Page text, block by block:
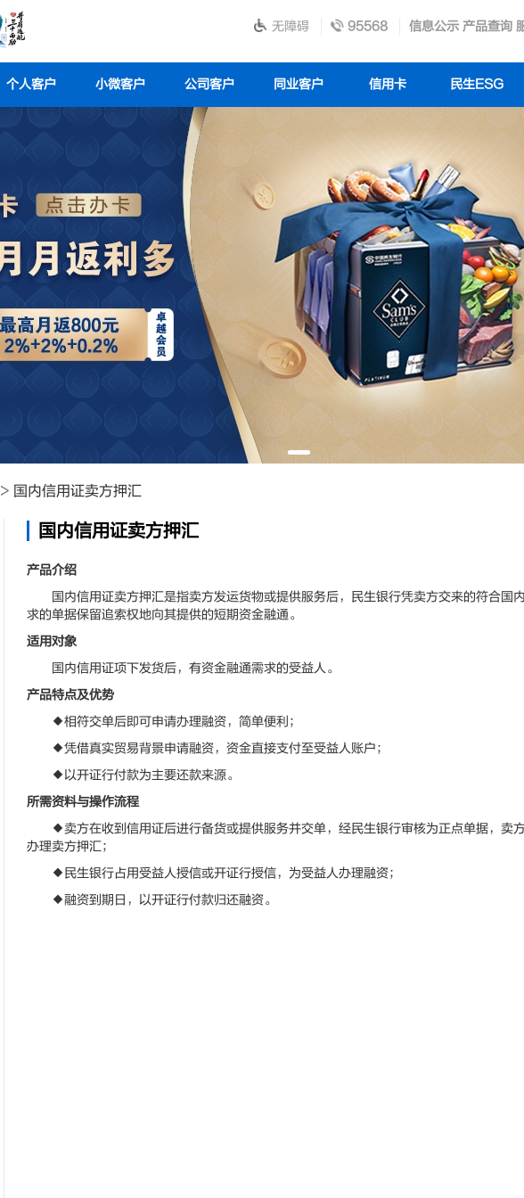
无障碍 95568 信息公示 产品查询
个人客户 小微客户 公司客户 同业客户 信用卡 民生ESG
> 国内信用证卖方押汇
国内信用证卖方押汇
产品介绍
国内信用证卖方押汇是指卖方发运货物或提供服务后，民生银行凭卖方交来的符合国
求的单据保留追索权地向其提供的短期资金融通。
适用对象
国内信用证项下发货后，有资金融通需求的受益人。
产品特点及优势
◆相符交单后即可申请办理融资，简单便利；
◆凭借真实贸易背景申请融资，资金直接支付至受益人账户；
◆以开证行付款为主要还款来源。
所需资料与操作流程
◆卖方在收到信用证后进行备货或提供服务并交单，经民生银行审核为正点单据，卖
办理卖方押汇；
◆民生银行占用受益人授信或开证行授信，为受益人办理融资；
◆融资到期日，以开证行付款归还融资。